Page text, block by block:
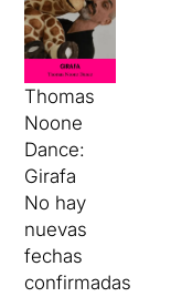
Thomas
Noone
Dance:
Girafa
No hay
nuevas
fechas
confirmadas